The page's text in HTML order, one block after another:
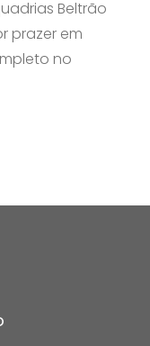
Beltrão
prazer em
no